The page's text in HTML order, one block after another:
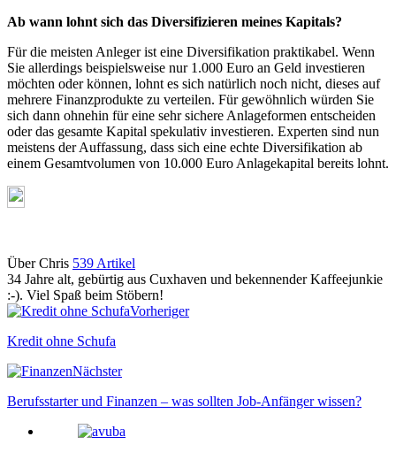
Ab wann lohnt sich das Diversifizieren meines Kapitals?
Für die meisten Anleger ist eine Diversifikation praktikabel. Wenn
Sie allerdings beispielsweise nur 1.000 Euro an Geld investieren
möchten oder können, lohnt es sich natürlich noch nicht, dieses auf
mehrere Finanzprodukte zu verteilen. Für gewöhnlich würden Sie
sich dann ohnehin für eine sehr sichere Anlageformen entscheiden
oder das gesamte Kapital spekulativ investieren. Experten sind nun
meistens der Auffassung, dass sich eine echte Diversifikation ab
einem Gesamtvolumen von 10.000 Euro Anlagekapital bereits lohnt.
Über Chris 539 Artikel
34 Jahre alt, gebürtig aus Cuxhaven und bekennender Kaffeejunkie
:-). Viel Spaß beim Stöbern!
Webseite
Vorheriger
Kredit ohne Schufa
Nächster
Berufsstarter und Finanzen – was sollten Job-Anfänger wissen?